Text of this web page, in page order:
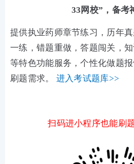
33网校”，备考
提供执业药师章节练习，历年
一练，错题重做，答题闯关，
等特色功能服务，个性化做题
刷题需求。
进入考试题库>>
扫码进小程序也能刷